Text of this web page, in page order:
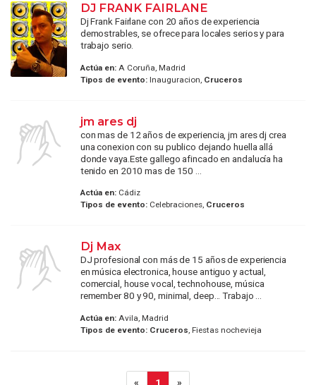
DJ FRANK FAIRLANE
Dj Frank Fairlane con 20 años de experiencia
demostrables, se ofrece para locales serios y para
trabajo serio.
Actúa en:A Coruña, Madrid
Tipos de evento:Inauguracion, Cruceros
jm ares dj
con mas de 12 años de experiencia, jm ares dj crea
una conexion con su publico dejando huella allá
donde vaya.Este gallego afincado en andalucía ha
tenido en 2010 mas de 150 ...
Actúa en:Cádiz
Tipos de evento:Celebraciones, Cruceros
Dj Max
DJ profesional con más de 15 años de experiencia
en música electronica, house antiguo y actual,
comercial, house vocal, technohouse, música
remember 80 y 90, minimal, deep... Trabajo ...
Actúa en:Avila, Madrid
Tipos de evento: Cruceros , Fiestas nochevieja
« 1 »